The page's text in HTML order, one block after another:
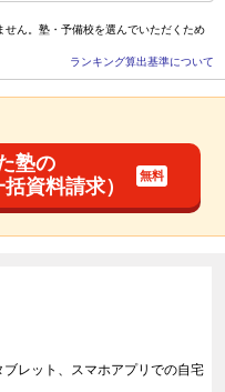
ん。塾・予備校を選んでいただくため
ランキング算出基準について
塾の
資料請求）
レット、スマホアプリでの自宅